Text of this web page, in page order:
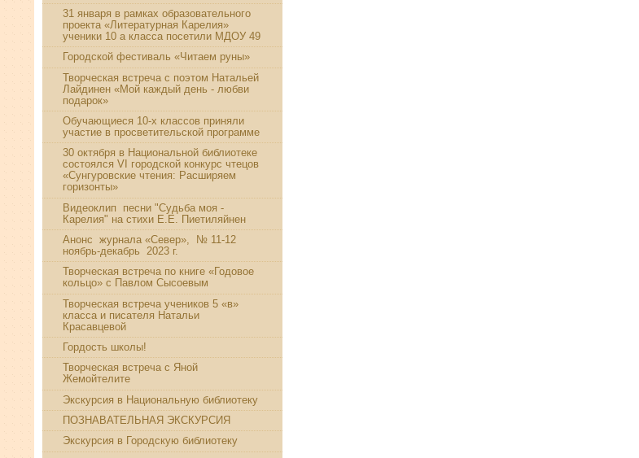
31 января в рамках образовательного
проекта «Литературная Карелия»
ученики 10 а класса посетили МДОУ 49
Городской фестиваль «Читаем руны»
Творческая встреча с поэтом Натальей
Лайдинен «Мой каждый день - любви
подарок»
Обучающиеся 10-х классов приняли
участие в просветительской программе
30 октября в Национальной библиотеке
состоялся VI городской конкурс чтецов
«Сунгуровские чтения: Расширяем
горизонты»
Видеоклип песни "Судьба моя -
Карелия" на стихи Е.Е. Пиетиляйнен
Анонс журнала «Север», № 11-12
ноябрь-декабрь 2023 г.
Творческая встреча по книге «Годовое
кольцо» с Павлом Сысоевым
Творческая встреча учеников 5 «в»
класса и писателя Натальи
Красавцевой
Гордость школы!
Творческая встреча с Яной
Жемойтелите
Экскурсия в Национальную библиотеку
ПОЗНАВАТЕЛЬНАЯ ЭКСКУРСИЯ
Экскурсия в Городскую библиотеку